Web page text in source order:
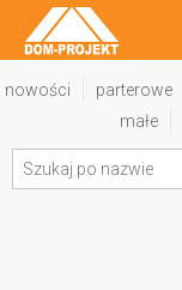
nowości parterowe
małe